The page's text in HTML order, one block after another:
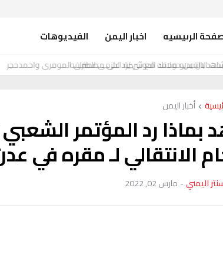
الرىيسيه اخبار اليمن
الفيديوهات
بالفيديو محمد الحوثي يرد على مصطفى المومري واحمدحجر
أخبار اليمن
بماذا رد المؤتمر
الانتقالي لـ مقره في
اليمني- مارس 02, 2022